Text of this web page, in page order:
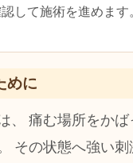
して施術を進めます
めに
、 痛む場所をか
その状態へ強い